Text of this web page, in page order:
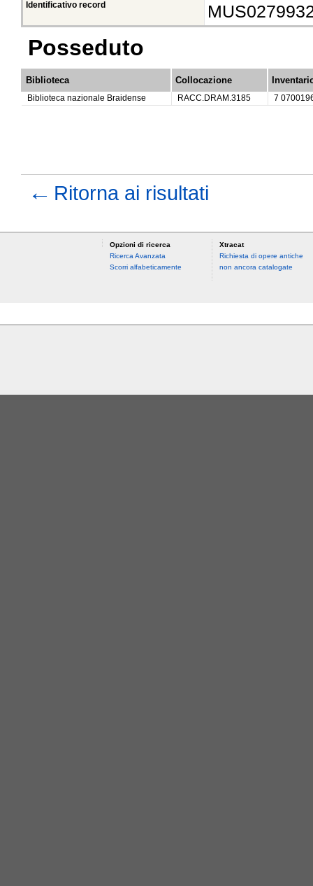
Identificativo record
Posseduto
Biblioteca Collocazione
Biblioteca nazionale Braidense RACC.DRAM.3185 7
← Ritorna ai risultati
Opzioni di ricerca
Ricerca Avanzata
Scorri alfabeticamente
Xtracat
Richiesta di opere antiche
non ancora catalogate